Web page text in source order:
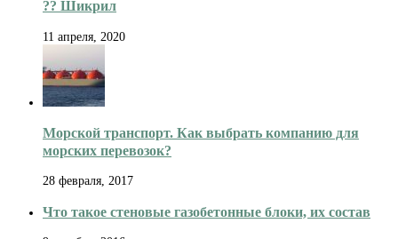
?️? Шикрил
11 апреля, 2020
Морской транспорт. Как выбрать компанию для
морских перевозок?
28 февраля, 2017
Что такое стеновые газобетонные блоки, их состав